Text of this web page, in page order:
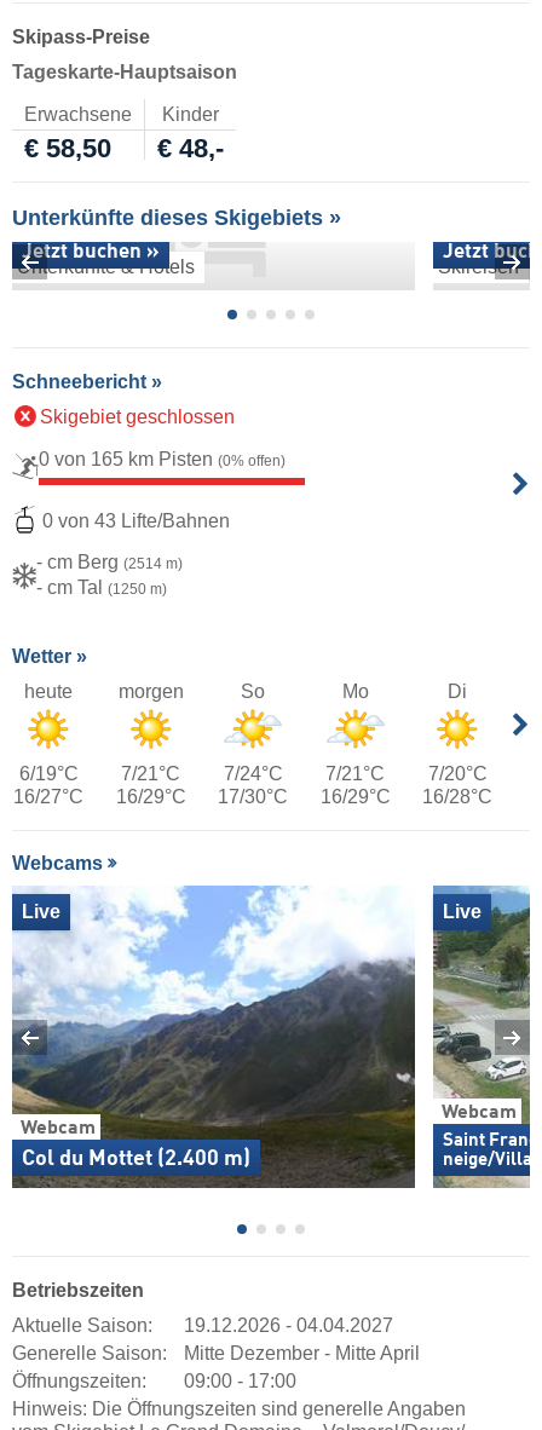
Skipass-Preise
Tageskarte-Hauptsaison
Erwachsene Kinder
€ 58,50 € 48,-
Unterkünfte dieses Skigebiets »
Unterkünfte & Hotels
Jetzt buchen »
Skireisen
Jetzt
Schneebericht »
Skigebiet geschlossen
0 von 165 km Pisten (0% offen)
0 von 43 Lifte/Bahnen
- cm Berg (2514 m)
- cm Tal (1250 m)
Wetter »
heute
6/19°C
16/27°C
morgen
7/21°C
16/29°C
So
7/24°C
17/30°C
Mo
7/21°C
16/29°C
Di
7/20°C
16/28°C
Webcams
Webcam
Col du Mottet (2.400 m)
Live
Webcam
Saint
neige/
Live
Betriebszeiten
Aktuelle Saison:
19.12.2026 - 04.04.2027
Generelle Saison:
Mitte Dezember - Mitte April
Öffnungszeiten:
09:00 - 17:00
Hinweis: Die Öffnungszeiten sind generelle Angaben